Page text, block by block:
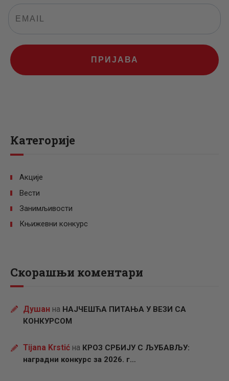
ПРИЈАВА
Категорије
Акције
Вести
Занимљивости
Књижевни конкурс
Скорашњи коментари
Душан на НАЈЧЕШЋА ПИТАЊА У ВЕЗИ СА
КОНКУРСОМ
Tijana Krstićна КРОЗ СРБИЈУ С ЉУБАВЉУ:
наградни конкурс за 2026. г…